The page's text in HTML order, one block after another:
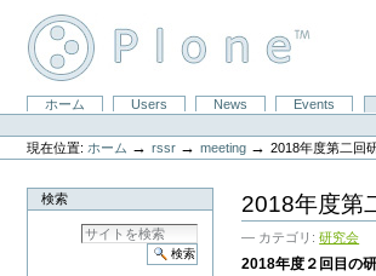
|
シ
ョ
ホーム Users News Events
ー
ソ
現在位置: ホーム →rssr →meeting →2018年度第二回
検索 2018年度第
— カテゴリ:研究会
2018年度２回目の